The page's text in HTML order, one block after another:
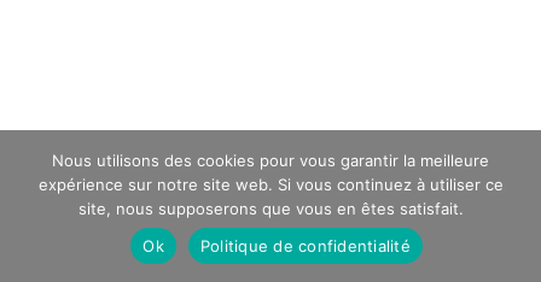
Nous utilisons des cookies pour vous garantir la meilleure
expérience sur notre site web. Si vous continuez à utiliser ce
site, nous supposerons que vous en êtes satisfait.
Ok
Politique de confidentialité